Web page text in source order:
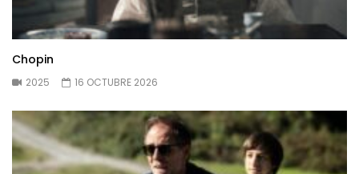
Chopin
2025 16 OCTUBRE 2026